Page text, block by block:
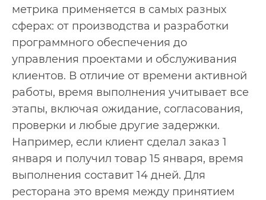
метрика применяется в самых разных
сферах: от производства и разработки
программного обеспечения до
управления проектами и обслуживания
клиентов. В отличие от времени активной
работы, время выполнения учитывает все
этапы, включая ожидание, согласования,
проверки и любые другие задержки.
Например, если клиент сделал заказ 1
января и получил товар 15 января, время
выполнения составит 14 дней. Для
ресторана это время между принятием